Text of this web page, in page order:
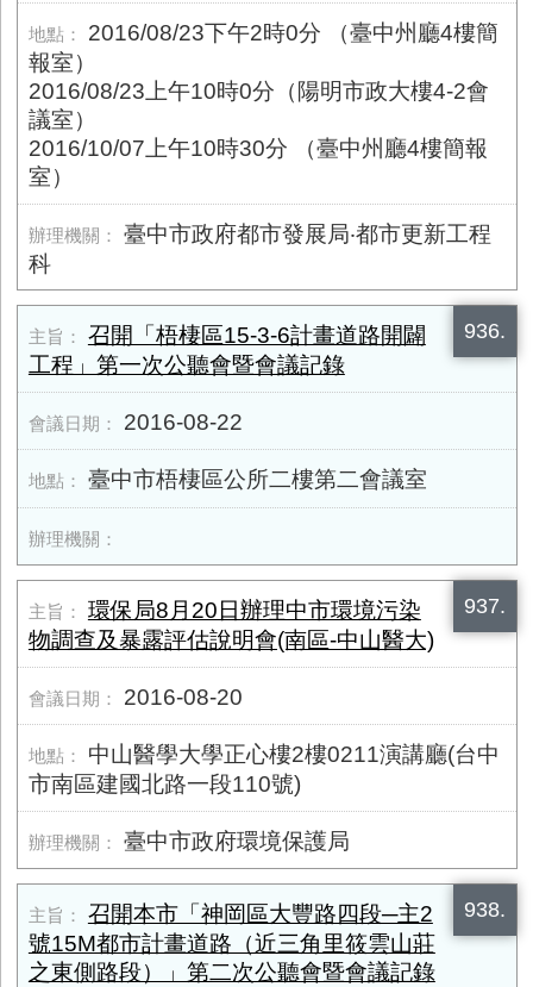
2016/08/23下午2時0分 （臺中州廳4樓簡
報室）
2016/08/23上午10時0分（陽明市政大樓4-2會
議室）
2016/10/07上午10時30分 （臺中州廳4樓簡報
室）
臺中市政府都市發展局‧都市更新工程
科
936.
召開「梧棲區15-3-6計畫道路開闢
工程」第一次公聽會暨會議記錄
2016-08-22
臺中市梧棲區公所二樓第二會議室
937.
環保局8月20日辦理中市環境污染
物調查及暴露評估說明會(南區-中山醫大)
2016-08-20
中山醫學大學正心樓2樓0211演講廳(台中
市南區建國北路一段110號)
臺中市政府環境保護局
938.
召開本市「神岡區大豐路四段─主2
號15M都市計畫道路（近三角里筱雲山莊
之東側路段）」第二次公聽會暨會議記錄